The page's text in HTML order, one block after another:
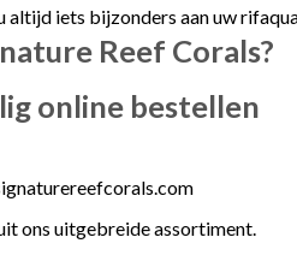
iets bijzonders aan uw
Reef Corals?
online bestellen
ons uitgebreide assortiment.